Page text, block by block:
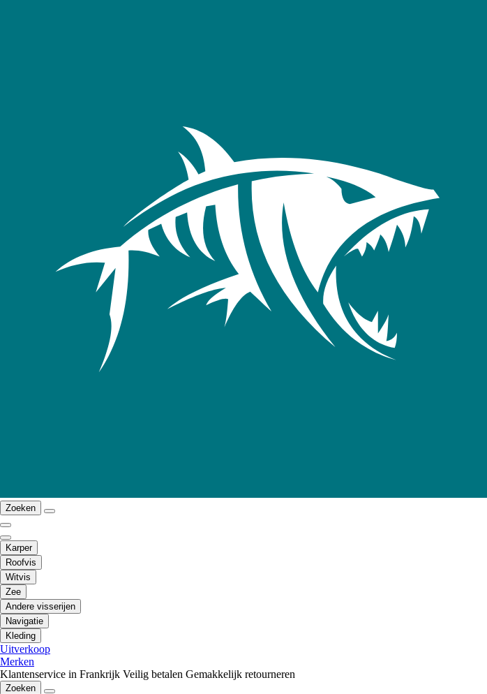
Zoeken
Karper
Roofvis
Witvis
Zee
Andere visserijen
Navigatie
Kleding
Uitverkoop
Merken
Klantenservice in Frankrijk Veilig betalen Gemakkelijk retourneren
Zoeken